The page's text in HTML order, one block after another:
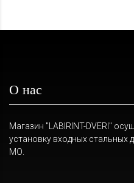
О нас
Магазин "LABIRINT-DVERI"
установку входных стальных
МО.